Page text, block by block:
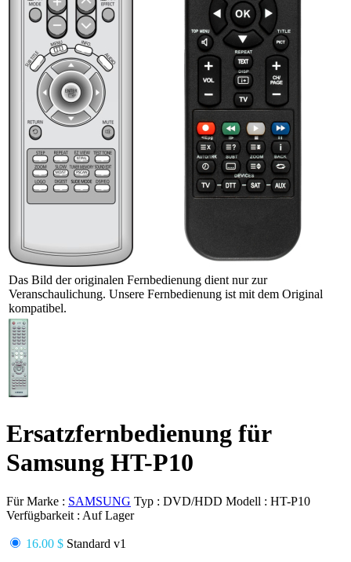
Das Bild der originalen Fernbedienung dient nur zur
Veranschaulichung. Unsere Fernbedienung ist mit dem Original
kompatibel.
Ersatzfernbedienung für
Samsung HT-P10
Für Marke : SAMSUNG Typ : DVD/HDD Modell : HT-P10
Verfügbarkeit : Auf Lager
16.00 $ Standard v1